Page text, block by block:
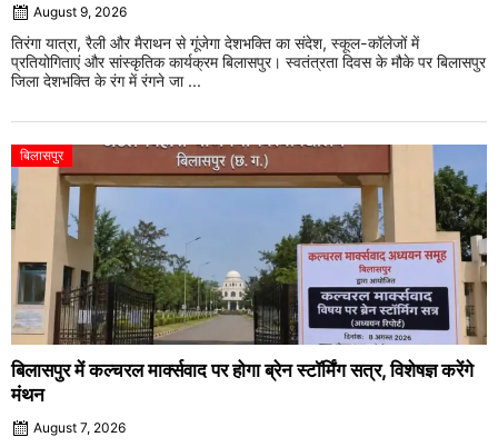
August 9, 2026
तिरंगा यात्रा, रैली और मैराथन से गूंजेगा देशभक्ति का संदेश, स्कूल-कॉलेजों में
प्रतियोगिताएं और सांस्कृतिक कार्यक्रम बिलासपुर। स्वतंत्रता दिवस के मौके पर बिलासपुर
जिला देशभक्ति के रंग में रंगने जा ...
बिलासपुर
बिलासपुर में कल्चरल मार्क्सवाद पर होगा ब्रेन स्टॉर्मिंग सत्र, विशेषज्ञ करेंगे
मंथन
August 7, 2026